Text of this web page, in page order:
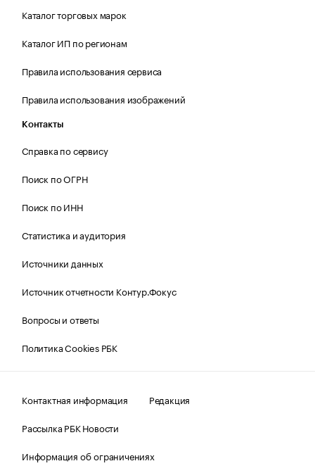
Каталог торговых марок
Каталог ИП по регионам
Правила использования сервиса
Правила использования изображений
Контакты
Справка по сервису
Поиск по ОГРН
Поиск по ИНН
Статистика и аудитория
Источники данных
Источник отчетности Контур.Фокус
Вопросы и ответы
Политика Cookies РБК
Контактная информация
Редакция
Рассылка РБК Новости
Информация об ограничениях